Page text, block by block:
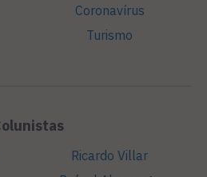
Coronavírus
Turismo
Ricardo Villar